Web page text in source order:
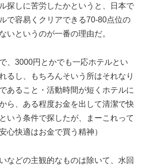
探しに苦労したかというと、日本で
で容易くクリアできる70-80点位の
いというのが一番の理由だ。
、3000円とかでも一応ホテルとい
るし、もちろんそいう所はそれなり
あること・活動時間が短くホテルに
ら、ある程度お金を出して清潔で快
いう条件で探したが、まーこれって
心快適はお金で買う精神）
などの主観的なものは除いて、水回